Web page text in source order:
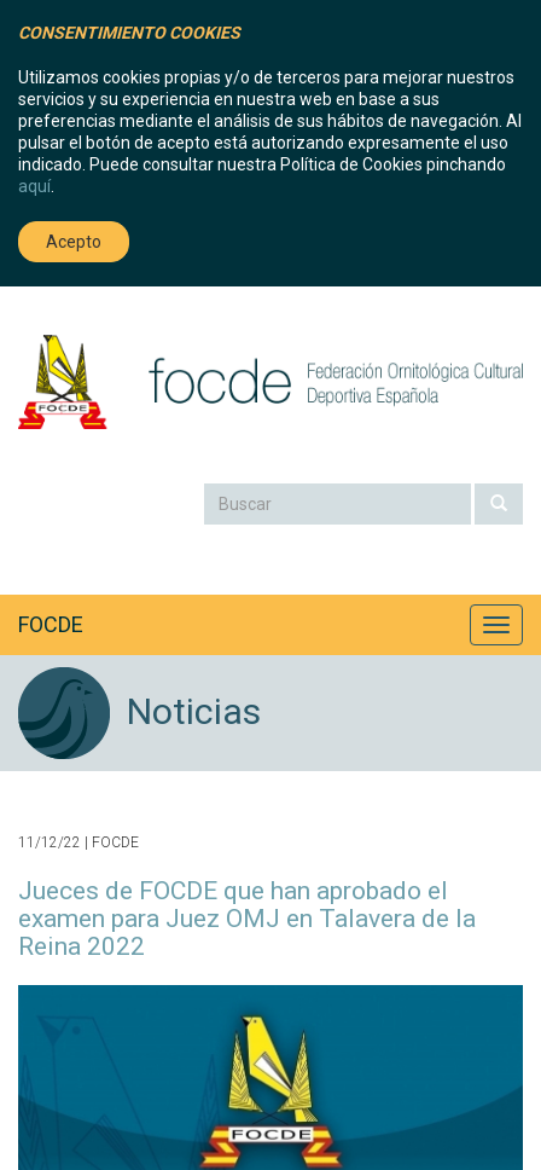
FOCDE
Noticias
11/12/22 | FOCDE
Jueces de FOCDE que han aprobado el
examen para Juez OMJ en Talavera de la
Reina 2022
CONSENTIMIENTO COOKIES
Utilizamos cookies propias y/o de terceros para mejorar nuestros
servicios y su experiencia en nuestra web en base a sus
preferencias mediante el análisis de sus hábitos de navegación. Al
pulsar el botón de acepto está autorizando expresamente el uso
indicado. Puede consultar nuestra Política de Cookies pinchando
aquí
Acepto